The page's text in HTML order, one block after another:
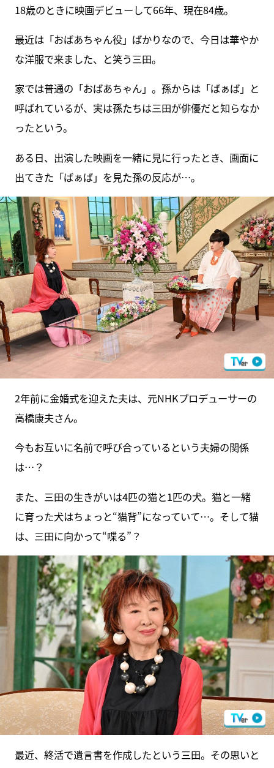
18歳のときに映画デビューして66年、現在84歳。
最近は「おばあちゃん役」ばかりなので、今日は華やか
な洋服で来ました、と笑う三田。
家では普通の「おばあちゃん」。孫からは「ばぁば」と
呼ばれているが、実は孫たちは三田が俳優だと知らなか
ったという。
ある日、出演した映画を一緒に見に行ったとき、画面に
出てきた「ばぁば」を見た孫の反応が…。
2年前に金婚式を迎えた夫は、元NHKプロデューサーの
高橋康夫さん。
今もお互いに名前で呼び合っているという夫婦の関係
は…？
また、三田の生きがいは4匹の猫と1匹の犬。猫と一緒
に育った犬はちょっと“猫背”になっていて…。そして猫
は、三田に向かって“喋る”？
最近、終活で遺言書を作成したという三田。その思いと